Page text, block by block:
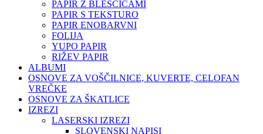
PAPIR Z BLEŠČICAMI
PAPIR S TEKSTURO
PAPIR ENOBARVNI
FOLIJA
YUPO PAPIR
RIŽEV PAPIR
ALBUMI
OSNOVE ZA VOŠČILNICE, KUVERTE, CELOFAN
VREČKE
OSNOVE ZA ŠKATLICE
IZREZI
LASERSKI IZREZI
SLOVENSKI NAPISI